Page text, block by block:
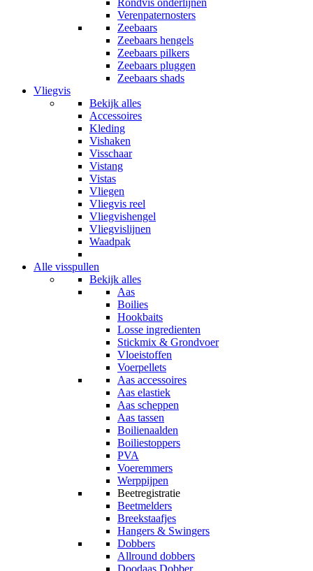
Rondvis onderlijnen
Verenpaternosters
Zeebaars
Zeebaars hengels
Zeebaars pilkers
Zeebaars pluggen
Zeebaars shads
Vliegvis
Bekijk alles
Accessoires
Kleding
Vishaken
Visschaar
Vistang
Vistas
Vliegen
Vliegvis reel
Vliegvishengel
Vliegvislijnen
Waadpak
Alle visspullen
Bekijk alles
Aas
Boilies
Hookbaits
Losse ingredienten
Stickmix & Grondvoer
Vloeistoffen
Voerpellets
Aas accessoires
Aas elastiek
Aas scheppen
Aas tassen
Boilienaalden
Boiliestoppers
PVA
Voeremmers
Werppijpen
Beetregistratie
Beetmelders
Breekstaafjes
Hangers & Swingers
Dobbers
Allround dobbers
Doodaas Dobber